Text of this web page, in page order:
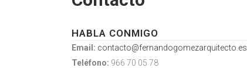
HABLA CONMIGO
Email: contacto@fernandogomezarquitecto.es
Teléfono: 966 70 05 78